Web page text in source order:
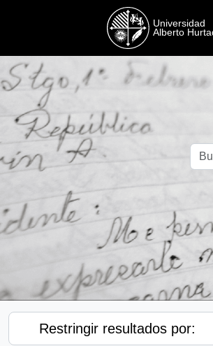
Restringir resultados por: